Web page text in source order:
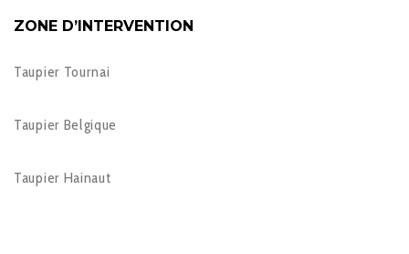
ZONE D’INTERVENTION
Taupier Tournai
Taupier Belgique
Taupier Hainaut